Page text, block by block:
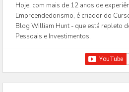
Hoje, com mais de 12 anos de
Empreendedorismo, é criador do
Blog William Hunt - que está repleto
Pessoais e Investimentos.